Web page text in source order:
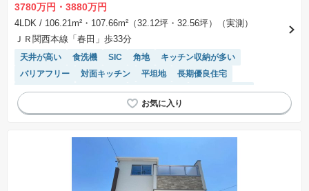
3780万円・3880万円
4LDK / 106.21m²・107.66m²（32.12坪・32.56坪）（実測）
ＪＲ関西本線「春田」歩33分
天井が高い 食洗機 SIC 角地
キッチン収納が多い
バリアフリー
対面キッチン 平坦地
長期優良住宅
閑静な住宅地
浴室乾燥機 温水洗浄便座
トイレ2個以上
モニター付きインターホン
WIC システムキッチン